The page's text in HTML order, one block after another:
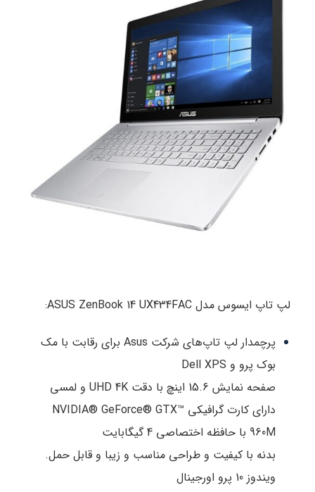
لپ تاپ ایسوس مدل ASUS ZenBook 14 UX434FAC:
پرچمدار لپ تاپ‌های شرکت Asus برای رقابت با مک
بوک پرو و Dell XPS
صفحه نمایش 15.6 اینچ با دقت UHD 4K و لمسی
دارای کارت گرافیکی NVIDIA® GeForce® GTX™
960M با حافظه اختصاصی 4 گیگابایت
بدنه با کیفیت و طراحی مناسب و زیبا و قابل حمل.
ویندوز 10 پرو اورجینال